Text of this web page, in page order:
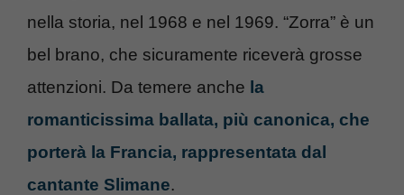
nella storia, nel 1968 e nel 1969. “Zorra” è un
bel brano, che sicuramente riceverà grosse
attenzioni. Da temere anche la
romanticissima ballata, più canonica, che
porterà la Francia, rappresentata dal
cantante Slimane.